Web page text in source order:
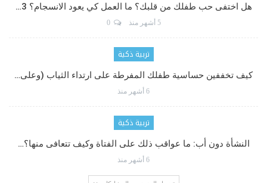
هل اختفى حب طفلك من قلبك؟ ما العمل كي يعود الانسجام؟ 3…
5 أشهر منذ 0
تربية ذكية
كيف تخففين حساسية طفلك المفرطة على ارتداء الثياب (وعلى…
6 أشهر منذ
تربية ذكية
النشأة دون أب: ما عواقب ذلك على الفتاة وكيف تتعافى منها؟…
6 أشهر منذ